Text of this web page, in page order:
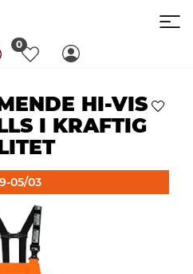
0
HI-VIS
I KRAFTIG
05/03